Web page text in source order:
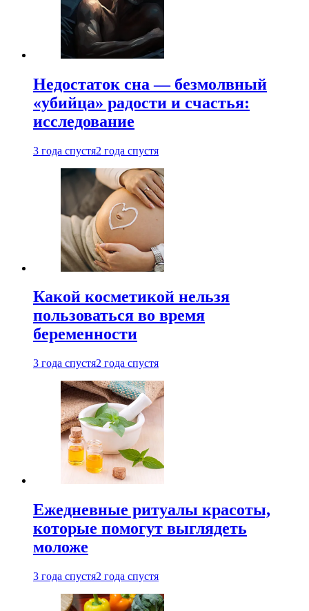
Недостаток сна — безмолвный
«убийца» радости и счастья:
исследование
3 года спустя2 года спустя
Какой косметикой нельзя
пользоваться во время
беременности
3 года спустя2 года спустя
Ежедневные ритуалы красоты,
которые помогут выглядеть
моложе
3 года спустя2 года спустя